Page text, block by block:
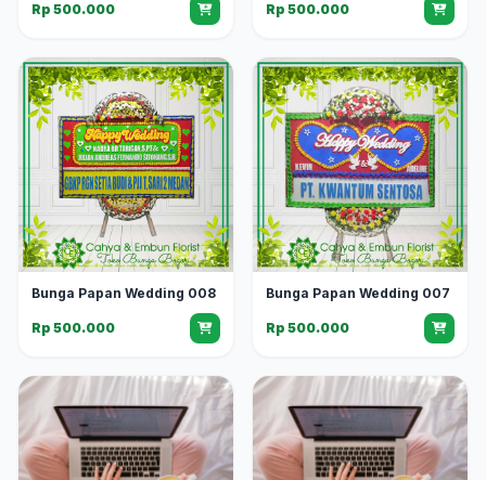
Rp 500.000 Rp 500.000
Bunga Papan Wedding 008
Rp 500.000
Bunga Papan Wedding 007
Rp 500.000